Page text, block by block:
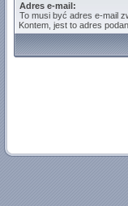
Adres e-mail:
To musi być adres e-mail
Kontem, jest to adres